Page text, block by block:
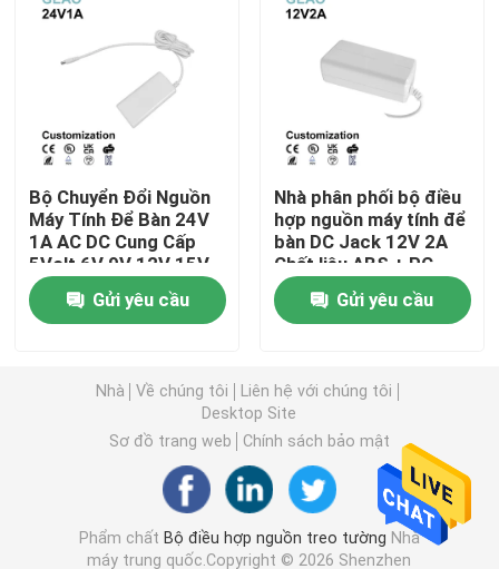
Bộ đổi nguồn máy tính để bàn
Bộ đổi nguồn có thể hoán đổi cho nhau
Bộ sạc nhanh GaN
sạc tường usb
Cung cấp điện áp chuyển mạch
bộ đổi nguồn ac
Bộ Chuyển Đổi Nguồn
Máy Tính Để Bàn 24V
1A AC DC Cung Cấp
5Volt 6V 9V 12V 15V
16V
Gửi yêu cầu
Nhà phân phối bộ điều
hợp nguồn máy tính để
bàn DC Jack 12V 2A
Chất liệu ABS + PC
Gửi yêu cầu
Nhà Về chúng tôi
Liên hệ với chúng tôi
Desktop Site
Sơ đồ trang web
Chính sách bảo mật
Phẩm chất Bộ điều hợp nguồn treo tường Nhà
máy trung quốc.Copyright © 2026 Shenzhen